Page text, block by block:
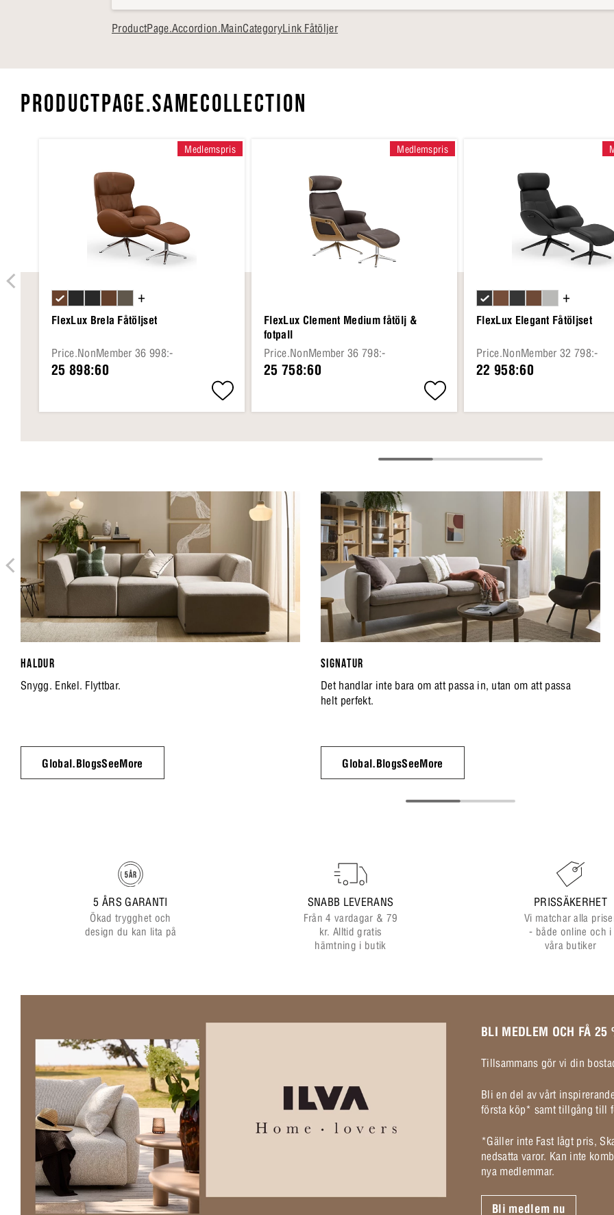
ProductPage.Accordion.MainCategoryLink Fåtöljer
PRODUCTPAGE.SAMECOLLECTION
Medlemspris
FlexLux Brela Fåtöljset
Price.NonMember 36 998:-
25 898:60
+
Medlemspris
FlexLux Clement Medium fåtölj &
fotpall
Price.NonMember 36 798:-
25 758:60
FlexLux Elegant Fåtöljset
Price.NonMember 32 798:-
22 958:60
+
HALDUR
Snygg. Enkel. Flyttbar.
Global.BlogsSeeMore
SIGNATUR
Det handlar inte bara om att passa in, utan om att passa
helt perfekt.
Global.BlogsSeeMore
5 ÅRS GARANTI
Ökad trygghet och
design du kan lita på
SNABB LEVERANS
Från 4 vardagar & 79
kr. Alltid gratis
hämtning i butik
PRISSÄKERHET
Vi matchar alla
- både online och i
våra butiker
BLI MEDLEM OCH FÅ 25
Tillsammans gör vi din
Bli en del av vårt
första köp* samt tillgång till
*Gäller inte Fast lågt pris,
nedsatta varor. Kan inte
nya medlemmar.
Bli medlem nu